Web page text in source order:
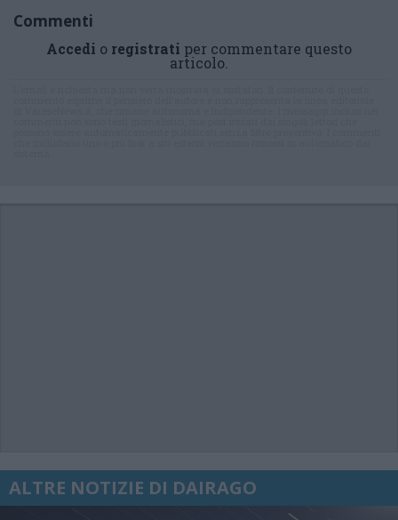
Commenti
Accedi o registrati per commentare questo
articolo.
ALTRE NOTIZIE DI DAIRAGO